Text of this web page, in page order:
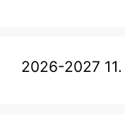
2026-2027 11.